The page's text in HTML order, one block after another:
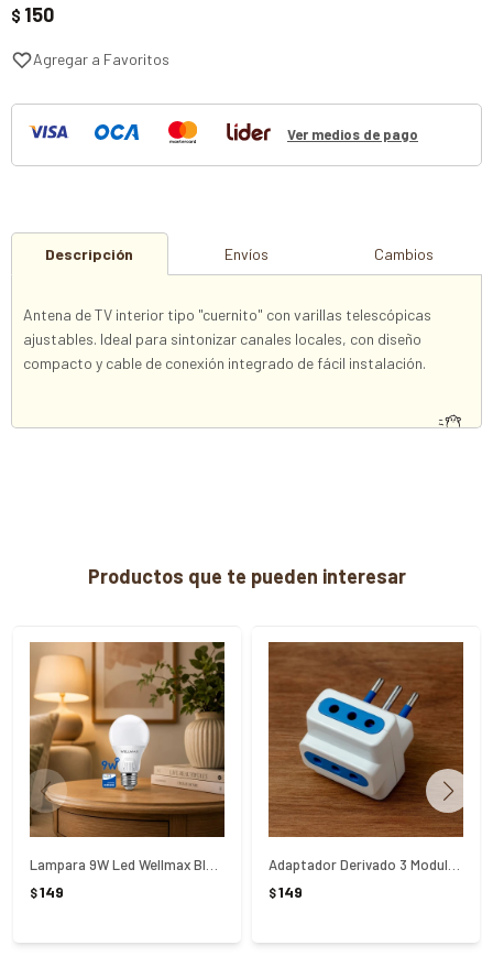
$ 150
Ver medios de pago
Descripción Envíos Cambios
Antena de TV interior tipo "cuernito" con varillas telescópicas
ajustables. Ideal para sintonizar canales locales, con diseño
compacto y cable de conexión integrado de fácil instalación.
Productos que te pueden interesar
$149 $149